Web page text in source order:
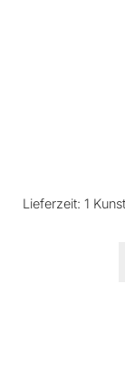
Lieferzeit: 1